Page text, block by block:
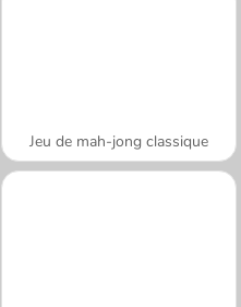
Jeu de mah-jong classique